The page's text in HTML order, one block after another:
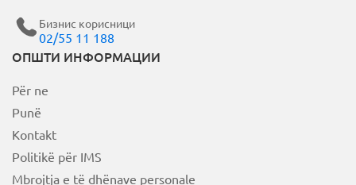
Бизнис корисници
02/55 11 188
ОПШТИ ИНФОРМАЦИИ
Për ne
Punë
Kontakt
Politikë për IMS
Mbrojtja e të dhënave personale